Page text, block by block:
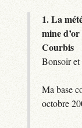
1.La
mine
Courbis
Bonsoir et
Ma base
octobre